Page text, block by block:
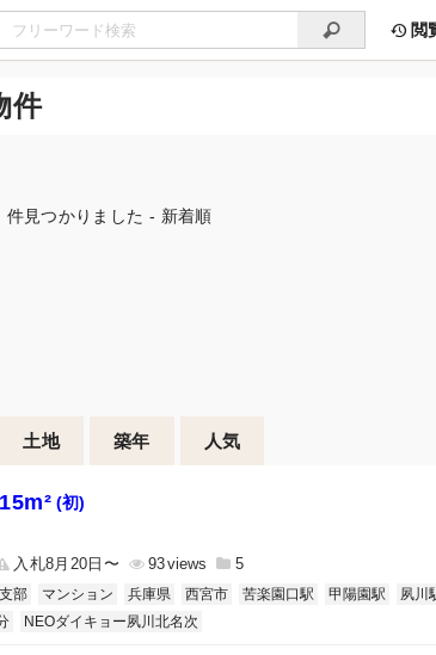
閲
件
件見つかりました - 新着順
土地 築年 人気
(初)
入札8月20日〜 93 5
部 マンション 兵庫県 西宮市 苦楽園口駅 甲陽園駅 夙川
NEOダイキョー夙川北名次